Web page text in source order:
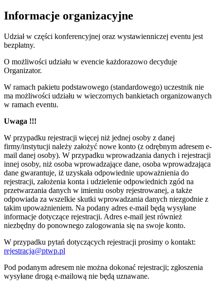
Informacje organizacyjne
Udział w części konferencyjnej oraz wystawienniczej eventu jest
bezpłatny.
O możliwości udziału w evencie każdorazowo decyduje
Organizator.
W ramach pakietu podstawowego (standardowego) uczestnik nie
ma możliwości udziału w wieczornych bankietach organizowanych
w ramach eventu.
Uwaga !!!
W przypadku rejestracji więcej niż jednej osoby z danej
firmy/instytucji należy założyć nowe konto (z odrębnym adresem e-
mail danej osoby). W przypadku wprowadzania danych i rejestracji
innej osoby, niż osoba wprowadzające dane, osoba wprowadzająca
dane gwarantuje, iż uzyskała odpowiednie upoważnienia do
rejestracji, założenia konta i udzielenie odpowiednich zgód na
przetwarzania danych w imieniu osoby rejestrowanej, a także
odpowiada za wszelkie skutki wprowadzania danych niezgodnie z
takim upoważnieniem. Na podany adres e-mail będą wysyłane
informacje dotyczące rejestracji. Adres e-mail jest również
niezbędny do ponownego zalogowania się na swoje konto.
W przypadku pytań dotyczących rejestracji prosimy o kontakt:
rejestracja@ptwp.pl
Pod podanym adresem nie można dokonać rejestracji; zgłoszenia
wysyłane drogą e-mailową nie będą uznawane.